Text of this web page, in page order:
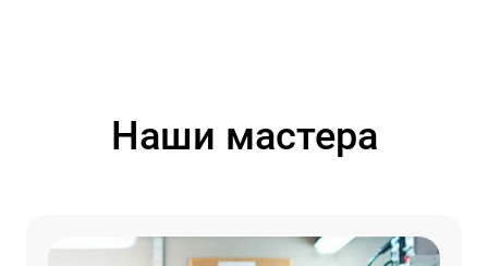
Наши мастера